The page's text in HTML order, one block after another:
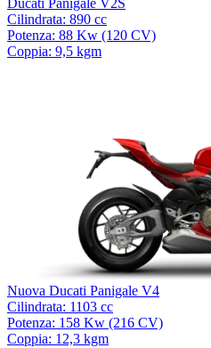
Ducati Panigale V2S
Cilindrata: 890 cc
Potenza: 88 Kw (120 CV)
Coppia: 9,5 kgm
Nuova Ducati Panigale V4
Cilindrata: 1103 cc
Potenza: 158 Kw (216 CV)
Coppia: 12,3 kgm